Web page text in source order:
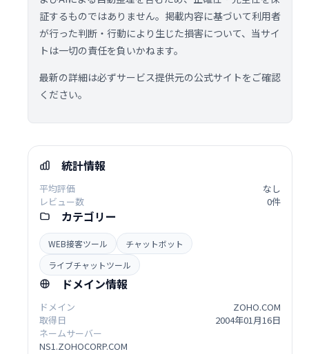
証するものではありません。掲載内容に基づいて利用者
が行った判断・行動により生じた損害について、当サイ
トは一切の責任を負いかねます。
最新の詳細は必ずサービス提供元の公式サイトをご確認
ください。
統計情報
平均評価
なし
レビュー数
0件
カテゴリー
WEB接客ツール
チャットボット
ライブチャットツール
ドメイン情報
ドメイン
ZOHO.COM
取得日
2004年01月16日
ネームサーバー
NS1.ZOHOCORP.COM